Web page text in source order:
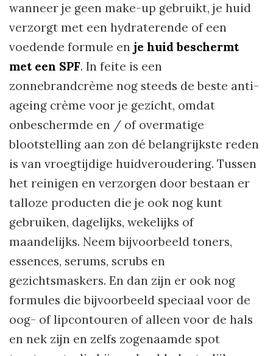
wanneer je geen make-up gebruikt, je huid
verzorgt met een hydraterende of een
voedende formule en je huid beschermt
met een SPF. In feite is een
zonnebrandcrème nog steeds de beste anti-
ageing crème voor je gezicht, omdat
onbeschermde en / of overmatige
blootstelling aan zon dé belangrijkste reden
is van vroegtijdige huidveroudering. Tussen
het reinigen en verzorgen door bestaan er
talloze producten die je ook nog kunt
gebruiken, dagelijks, wekelijks of
maandelijks. Neem bijvoorbeeld toners,
essences, serums, scrubs en
gezichtsmaskers. En dan zijn er ook nog
formules die bijvoorbeeld speciaal voor de
oog- of lipcontouren of alleen voor de hals
en nek zijn en zelfs zogenaamde spot